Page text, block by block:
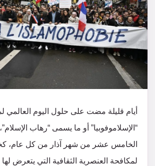
أيام قليلة مضت على حلول اليوم العالمي
“الإسلاموفوبيا” أو ما يسمى “رهاب
الخامس عشر من شهر آذار من كل عام،
لمكافحة العنصرية الثقافية التي يتعرض